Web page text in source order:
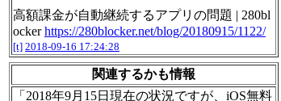
高額課金が自動継続するアプリの問題 | 280bl
ockerhttps://280blocker.net/blog/20180915/1122/
[t] 2018-09-16 17:24:28
関連するかも情報
「2018年9月15日現在の状況ですが、iOS無料